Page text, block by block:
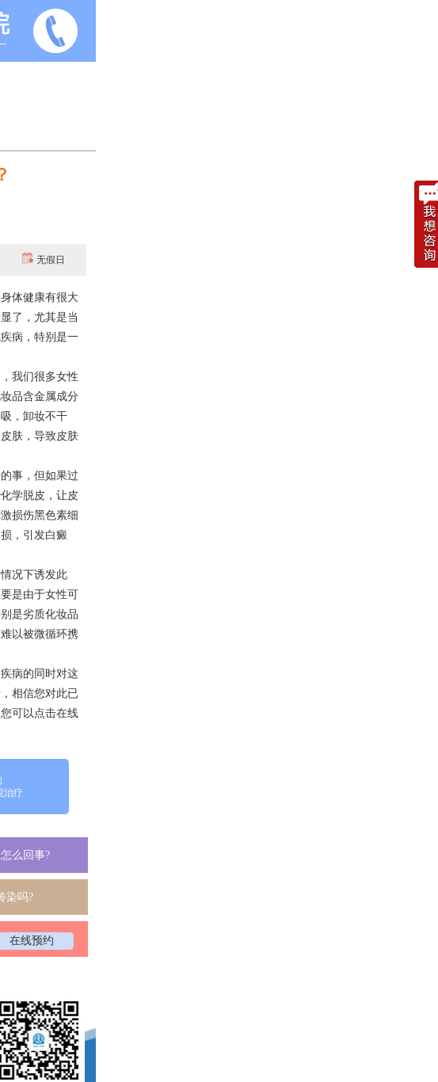
无假日
体健康有很大
了，尤其是当
病，特别是一
我们很多女性
品含金属成分
，卸妆不干
肤，导致皮肤
事，但如果过
学脱皮，让皮
损伤黑色素细
，引发白癜
况下诱发此
是由于女性可
是劣质化妆品
以被微循环携
病的同时对这
相信您对此已
可以点击在线
治疗
么回事?
染吗?
在线预约